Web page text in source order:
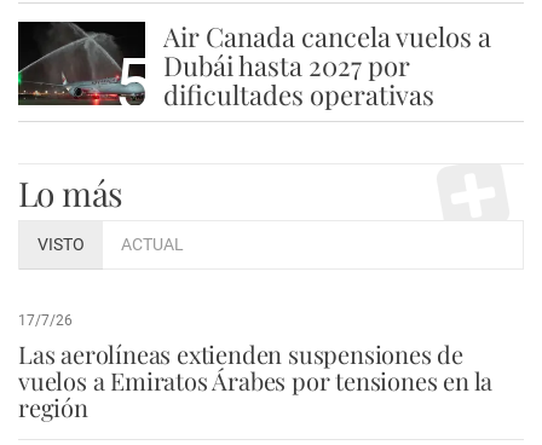
5
Air Canada cancela vuelos a
Dubái hasta 2027 por
dificultades operativas
Lo más
VISTO ACTUAL
17/7/26
Las aerolíneas extienden suspensiones de
vuelos a Emiratos Árabes por tensiones en la
región